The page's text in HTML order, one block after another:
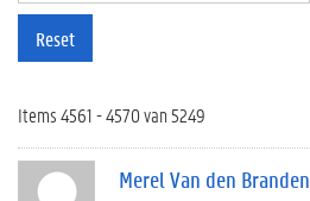
Reset
Items 4561 - 4570 van 5249
Merel Van den Branden